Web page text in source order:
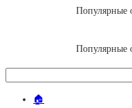
Популярные
Популярные
🏠